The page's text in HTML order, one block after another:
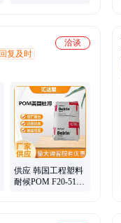
洽谈
回复及时
供应 韩国工程塑料
耐候POM F20-51黑